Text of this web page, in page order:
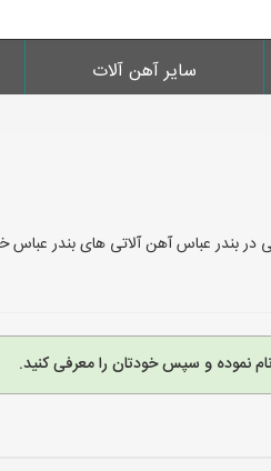
سایر آهن آلات
در بندر عباس آهن آلاتی های بندر
نموده و سپس خودتان را معرفی کنید.